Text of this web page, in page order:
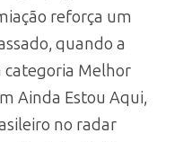
reforça um
quando a
categoria Melhor
Ainda Estou Aqui,
no radar